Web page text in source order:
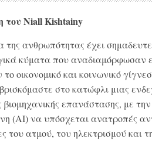
του Niall Kishtainy
της ανθρωπότητας έχει
κύματα που αναδιαμόρφωσαν
οικονομικό και κοινωνικό
στο κατώφλι μιας
βιομηχανικής επανάστασης, με
(AI) να υπόσχεται ανατροπές
του ατμού, του ηλεκτρισμού και